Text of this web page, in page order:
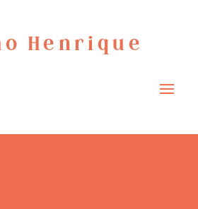
Henrique